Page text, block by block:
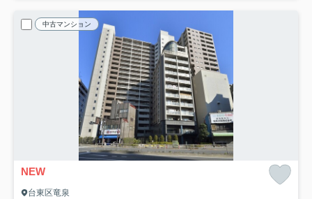
中古マンション
NEW
台東区竜泉